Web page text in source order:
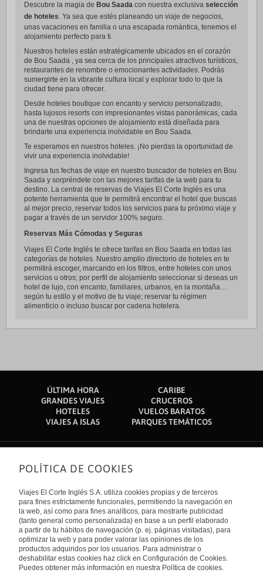
Descubre la magia de Bou Saada con nuestra exclusiva selección
de hoteles. Ya sea que estés planeando un viaje de negocios,
unas vacaciones en familia o una escapada romántica, tenemos el
alojamiento perfecto para ti.
Nuestros hoteles están estratégicamente ubicados en el corazón
de Bou Saada , ya sea cerca de los principales atractivos turísticos,
restaurantes de renombre o emocionantes actividades. Podrás
sumergirte en la vibrante cultura local y explorar todo lo que la
ciudad tiene para ofrecer.
Desde hoteles boutique con encanto y servicio personalizado,
hasta lujosos resorts con impresionantes vistas panorámicas, cada
una de nuestras opciones de alojamiento está diseñada para
brindarte una experiencia inolvidable en Bou Saada.
Te esperamos en nuestros hoteles. ¡No pierdas la oportunidad de
vivir una experiencia inolvidable!
Ingresa tus fechas de viaje en nuestro buscador de hoteles en Bou
Saada y sorpréndete con las mejores tarifas de la web para tu
destino. La central de reservas de Viajes El Corte Inglés es una
potente herramienta que te permitirá encontrar el hotel que buscas
al mejor precio, reservar todos los servicios para tu próximo viaje y
pagar a través de un servidor 100% seguro.
Reservas Más Cómodas y Seguras
Viajes El Corte Inglés te ofrece tarifas en Bou Saada en todas las
categorías de hoteles. Nuestro amplio directorio de hoteles en te
permitirá escoger, marcando en los filtros, entre hoteles con unos
servicios u otros; por perfil de alojamiento seleccionar si deseas un
hotel de lujo, con encanto, familiares, urbanos, en la montaña…
según tu estilo y el motivo de tu viaje; reservar tu régimen
alimenticio o incluso buscar por cadena hotelera.
ÚLTIMA HORA
CARIBE
GRANDES VIAJES
CRUCEROS
HOTELES
VUELOS BARATOS
VIAJES A ISLAS
PARQUES TEMÁTICOS
Sobre nosotros
Quiénes somos
Financiación
Sostenibilidad
Turismo accesible
Tarjeta El Corte Inglés
Trabaja con nosotros
El Corte Inglés
Canal Ético
Enlaces de interés
Guías de viaje
Catálogos
Auto check-in
Condiciones Generales
Política de privacidad
Política de cookies
Internacional
España
POLÍTICA DE COOKIES
Viajes El Corte Inglés S.A. utiliza cookies propias y de terceros
para fines estrictamente funcionales, permitiendo la navegación en
la web, así como para fines analíticos, para mostrarte publicidad
(tanto general como personalizada) en base a un perfil elaborado
a partir de tu hábitos de navegación (p. ej. páginas visitadas), para
optimizar la web y para poder valorar las opiniones de los
productos adquiridos por los usuarios. Para administrar o
deshabilitar estas cookies haz click en Configuración de Cookies.
Puedes obtener más información en nuestra Política de cookies.